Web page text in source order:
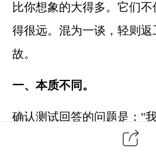
比你想象的大得多。它们
得很远。混为一谈，轻则
故。
一、本质不同。
确认测试回答的问题是："
从技术上出发，